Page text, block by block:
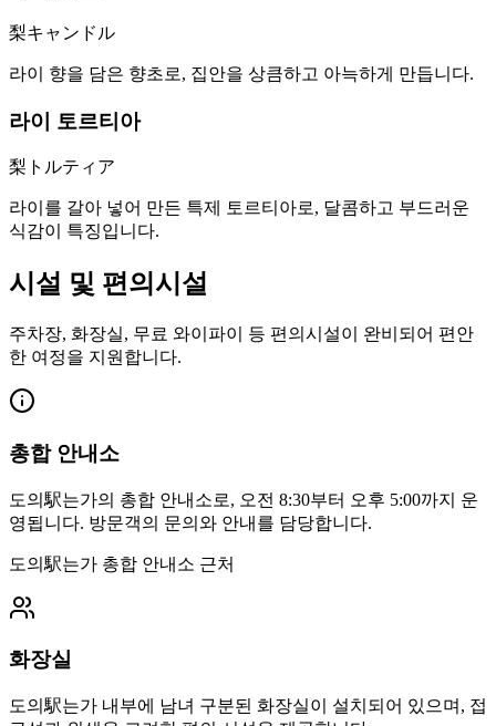
梨キャンドル
라이 향을 담은 향초로, 집안을 상큼하고 아늑하게 만듭니다.
라이 토르티아
梨トルティア
라이를 갈아 넣어 만든 특제 토르티아로, 달콤하고 부드러운
식감이 특징입니다.
시설 및 편의시설
주차장, 화장실, 무료 와이파이 등 편의시설이 완비되어 편안
한 여정을 지원합니다.
총합 안내소
도의駅는가의 총합 안내소로, 오전 8:30부터 오후 5:00까지 운
영됩니다. 방문객의 문의와 안내를 담당합니다.
도의駅는가 총합 안내소 근처
화장실
도의駅는가 내부에 남녀 구분된 화장실이 설치되어 있으며, 접